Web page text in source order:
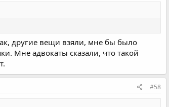
другие вещи взяли, мне бы было
Мне адвокаты сказали, что такой
#58